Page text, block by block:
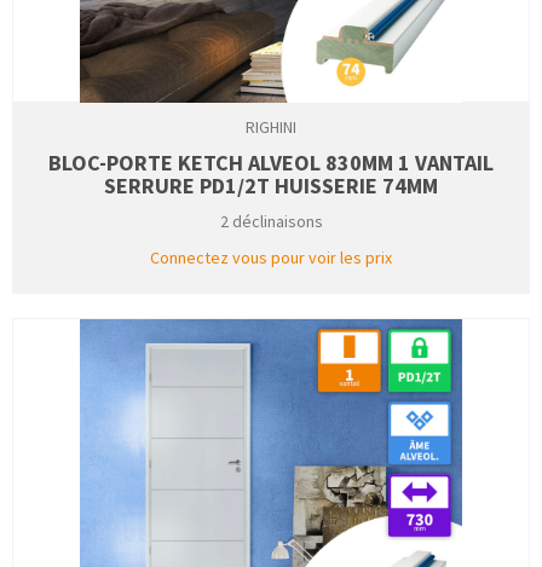
RIGHINI
BLOC-PORTE KETCH ALVEOL 830MM 1 VANTAIL
SERRURE PD1/2T HUISSERIE 74MM
2 déclinaisons
Connectez vous pour voir les prix